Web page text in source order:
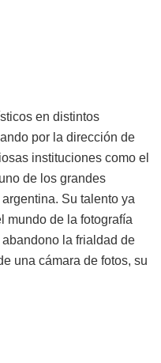
en distintos
por la dirección de
instituciones como el
de los grandes
Su talento ya
mundo de la fotografía
la frialdad de
una cámara de fotos, su